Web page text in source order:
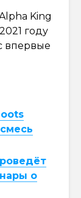
King
году
впервые
о